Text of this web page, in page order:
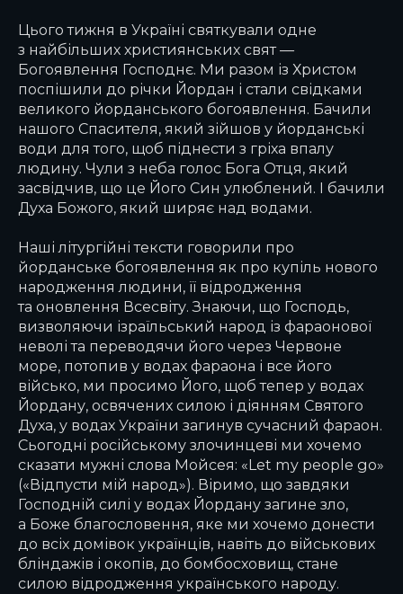
Цього тижня в Україні святкували одне
з найбільших християнських свят —
Богоявлення Господнє. Ми разом із Христом
поспішили до річки Йордан і стали свідками
великого йорданського богоявлення. Бачили
нашого Спасителя, який зійшов у йорданські
води для того, щоб піднести з гріха впалу
людину. Чули з неба голос Бога Отця, який
засвідчив, що це Його Син улюблений. І бачили
Духа Божого, який ширяє над водами.
Наші літургійні тексти говорили про
йорданське богоявлення як про купіль нового
народження людини, її відродження
та оновлення Всесвіту. Знаючи, що Господь,
визволяючи ізраїльський народ із фараонової
неволі та переводячи його через Червоне
море, потопив у водах фараона і все його
військо, ми просимо Його, щоб тепер у водах
Йордану, освячених силою і діянням Святого
Духа, у водах України загинув сучасний фараон.
Сьогодні російському злочинцеві ми хочемо
сказати мужні слова Мойсея: «Let my people go»
(«Відпусти мій народ»). Віримо, що завдяки
Господній силі у водах Йордану загине зло,
а Боже благословення, яке ми хочемо донести
до всіх домівок українців, навіть до військових
бліндажів і окопів, до бомбосховищ, стане
силою відродження українського народу.